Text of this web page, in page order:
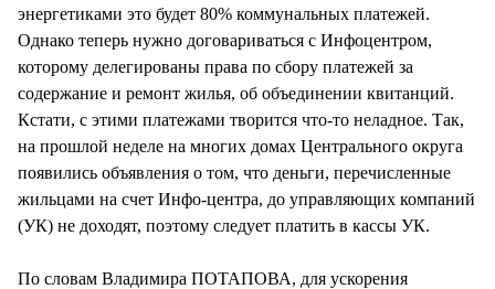
энергетиками это будет 80% коммунальных платежей.
Однако теперь нужно договариваться с Инфоцентром,
которому делегированы права по сбору платежей за
содержание и ремонт жилья, об объединении квитанций.
Кстати, с этими платежами творится что-то неладное. Так,
на прошлой неделе на многих домах Центрального округа
появились объявления о том, что деньги, перечисленные
жильцами на счет Инфо-центра, до управляющих компаний
(УК) не доходят, поэтому следует платить в кассы УК.
По словам Владимира ПОТАПОВА, для ускорения